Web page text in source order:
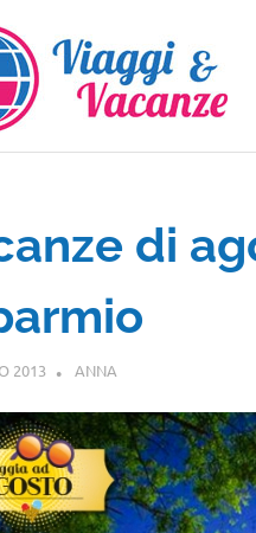
di
2013 ANNA